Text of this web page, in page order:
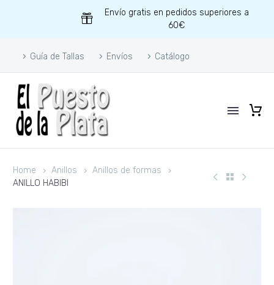
Envío gratis en pedidos superiores a
60€
Guía de Tallas Envíos Catálogo
Home Anillos
Anillos de formas
ANILLO HABIBI